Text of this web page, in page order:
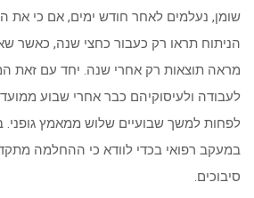
שומן, נעלמים לאחר חודש ימים, אם כי את
הניתוח תראו רק כעבור כחצי שנה, כאשר
מראה תוצאות רק אחרי שנה. יחד עם זאת
לעבודה ולעיסוקיהם כבר אחרי שבוע
לפחות למשך שבועיים שלוש ממאמץ גופני.
במעקב רפואי בכדי לוודא כי ההחלמה
סיבוכים.